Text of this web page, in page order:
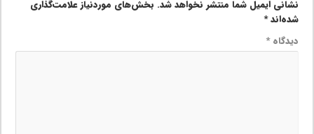
نشانی ایمیل شما منتشر نخواهد شد. بخش‌های موردنیاز علامت‌گذاری
شده‌اند*
دیدگاه*